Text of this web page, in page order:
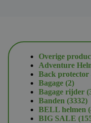
Overige
Adventure
Back protector
Bagage 22
Bagage rijder
Banden 3332
BELL helmen
BIG SALE